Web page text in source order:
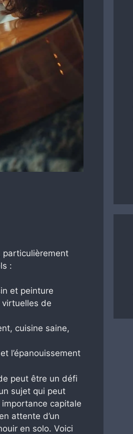
particulièrement
:
et peinture
de
cuisine saine,
l’épanouissement
peut être un défi
sujet qui peut
capitale
attente d’un
en solo. Voici